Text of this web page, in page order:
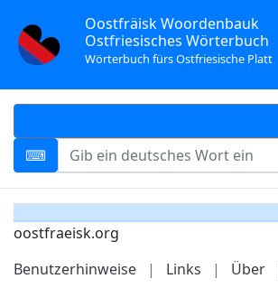
Oostfräisk Woordenbauk
Ostfriesisches Wörterbuch
Wörterbuch fürs Ostfriesische Platt
oostfraeisk.org
Benutzerhinweise
| Links | Über